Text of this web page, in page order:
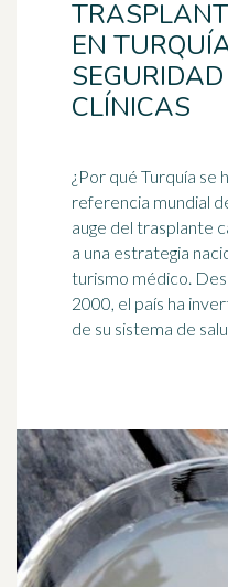
EN
CLÍNICAS
¿Por qué Turquía se
referencia mundial
auge del trasplante
a una estrategia
turismo médico.
2000, el país ha